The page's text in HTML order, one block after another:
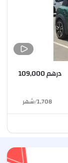
درهم 109,000
1,708
/شهر